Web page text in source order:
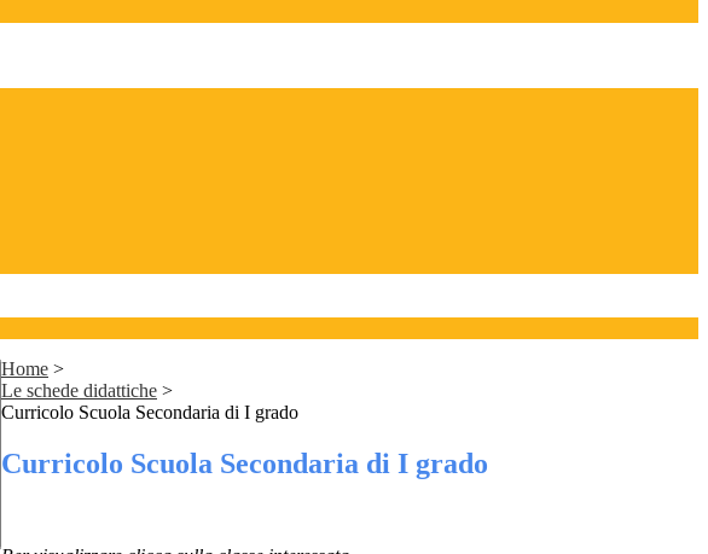
Home >
Le schede didattiche >
Curricolo Scuola Secondaria di I grado
Curricolo Scuola Secondaria di I grado